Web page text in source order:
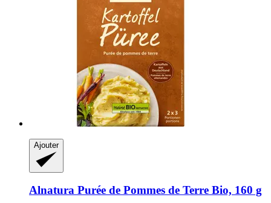
Ajouter
Alnatura Purée de Pommes de Terre Bio, 160 g